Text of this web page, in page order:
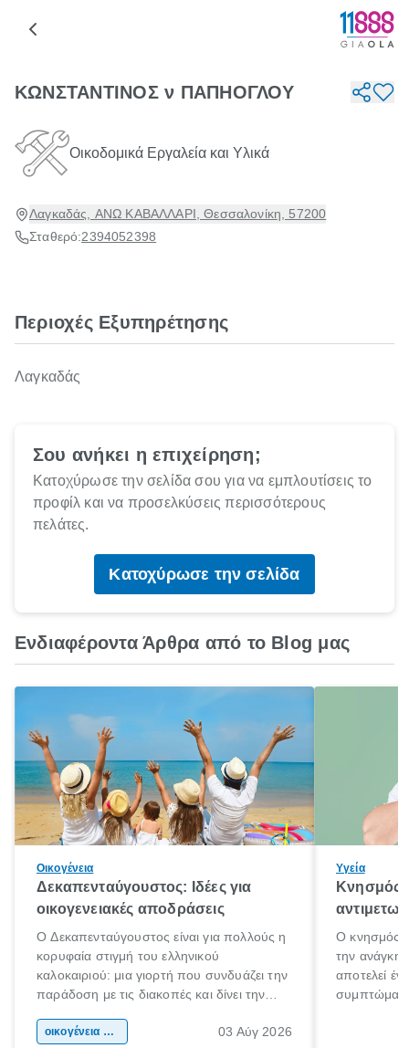
ΚΩΝΣΤΑΝΤΙΝΟΣ ν ΠΑΠΗΟΓΛΟΥ
Οικοδομικά Εργαλεία και Υλικά
Λαγκαδάς, ΑΝΩ ΚΑΒΑΛΛΑΡΙ, Θεσσαλονίκη, 57200
Σταθερό:2394052398
Περιοχές Εξυπηρέτησης
Λαγκαδάς
Σου ανήκει η επιχείρηση;
Κατοχύρωσε την σελίδα σου για να εμπλουτίσεις το
προφίλ και να προσελκύσεις περισσότερους
πελάτες.
Κατοχύρωσε την σελίδα
Ενδιαφέροντα Άρθρα από το Blog μας
Οικογένεια
Δεκαπενταύγουστος: Ιδέες για
οικογενειακές αποδράσεις
Ο Δεκαπενταύγουστος είναι για πολλούς η
κορυφαία στιγμή του ελληνικού
καλοκαιριού: μια γιορτή που συνδυάζει την
παράδοση με τις διακοπές και δίνει την
χώρας. Είτε πρόκειται για λίγες μέρες
οικογένεια & παιδί 03 Αύγ 2026
Υγεία
Κνησμός:
Ο κνησμός
την ανάγκη
αποτελεί